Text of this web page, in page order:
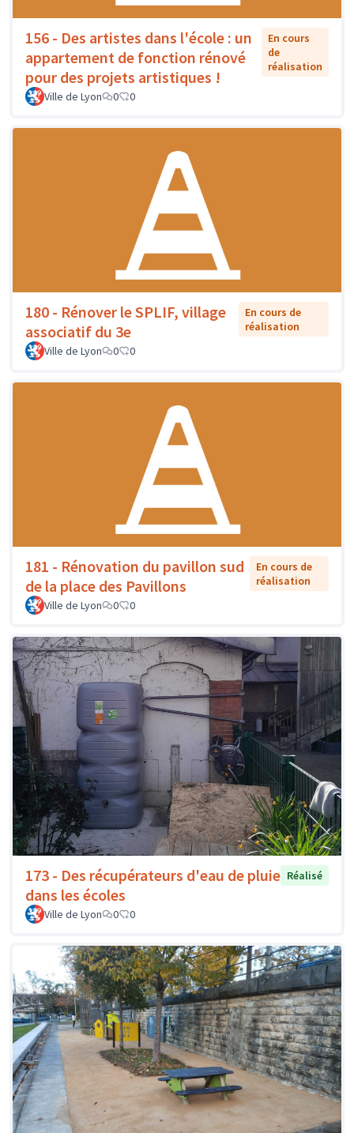
156 - Des artistes dans l'école : un
appartement de fonction rénové
pour des projets artistiques !
En cours
de
réalisation
Ville de Lyon 0 0
180 - Rénover le SPLIF, village
associatif du 3e
En cours de
réalisation
Ville de Lyon
0 0
181 - Rénovation du pavillon sud
de la place des Pavillons
En cours de
réalisation
Ville de Lyon
0 0
173 - Des récupérateurs d'eau de pluie
dans les écoles
Réalisé
Ville de Lyon 0 0